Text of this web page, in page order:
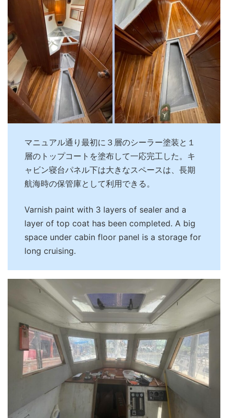
マニュアル通り最初に３層のシーラー塗装と１
層のトップコートを塗布して一応完工した。キ
ャビン寝台パネル下は大きなスペースは、長期
航海時の保管庫として利用できる。
Varnish paint with 3 layers of sealer and a
layer of top coat has been completed. A big
space under cabin floor panel is a storage for
long cruising.